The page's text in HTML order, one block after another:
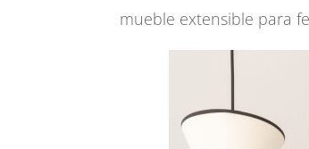
mueble extensible para